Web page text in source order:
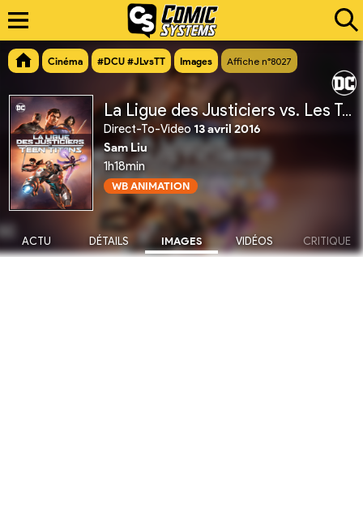
Cinéma #DCU #JLvsTT Images Affiche n°8027
La Ligue des Justiciers vs. Les Teen Titans
Direct-To-Video 13 avril 2016
Sam Liu
1h18min
WB ANIMATION
ACTU DÉTAILS IMAGES VIDÉOS CRITIQUE